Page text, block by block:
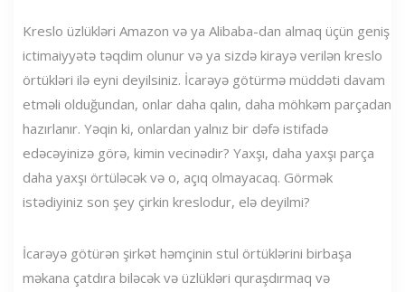
Kreslo üzlükləri Amazon və ya Alibaba-dan almaq üçün geniş
ictimaiyyətə təqdim olunur və ya sizdə kirayə verilən kreslo
örtükləri ilə eyni deyilsiniz. İcarəyə götürmə müddəti davam
etməli olduğundan, onlar daha qalın, daha möhkəm parçadan
hazırlanır. Yəqin ki, onlardan yalnız bir dəfə istifadə
edəcəyinizə görə, kimin vecinədir? Yaxşı, daha yaxşı parça
daha yaxşı örtüləcək və o, açıq olmayacaq. Görmək
istədiyiniz son şey çirkin kreslodur, elə deyilmi?
İcarəyə götürən şirkət həmçinin stul örtüklərini birbaşa
məkana çatdıra biləcək və üzlükləri quraşdırmaq və